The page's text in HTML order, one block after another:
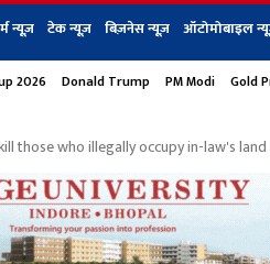
न्यूज़ टेक न्यूज़ बिज़नेस न्यूज़ ऑटोमोबाइल
Originals
शेयर बाज़ार गैजेट्स
2026 Donald Trump PM Modi Gold
those who illegally occupy in-law's land